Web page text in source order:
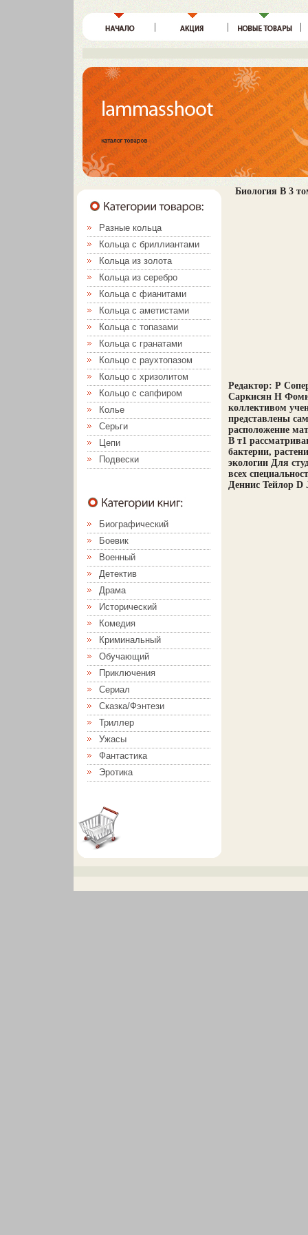
Разные кольца
Кольца с бриллиантами
Кольца из золота
Кольца из серебро
Кольца с фианитами
Кольца с аметистами
Кольца с топазами
Кольца с гранатами
Кольцо с раухтопазом
Кольцо с хризолитом
Кольцо с сапфиром
Колье
Серьги
Цепи
Подвески
Биографический
Боевик
Военный
Детектив
Драма
Исторический
Комедия
Криминальный
Обучающий
Приключения
Сериал
Сказка/Фэнтези
Триллер
Ужасы
Фантастика
Эротика
Биология В 3
Редактор: Р
Саркисян Н
коллективом
представлены
расположение
В т1
бактерии,
экологии Для
всех
Деннис Тейлор D